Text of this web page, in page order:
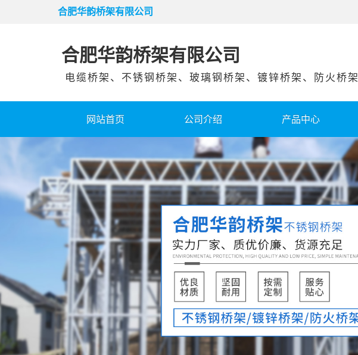
合肥华韵桥架有限公司
合肥华韵桥架有限公司
电缆桥架、不锈钢桥架、玻璃钢桥架、镀锌桥架、防火桥架
网站首页 公司介绍 产品中心